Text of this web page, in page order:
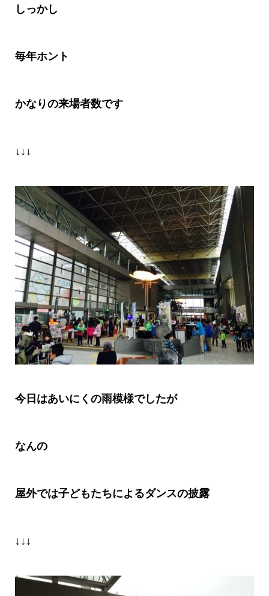
しっかし
毎年ホント
かなりの来場者数です
↓↓↓
今日はあいにくの雨模様でしたが
なんの
屋外では子どもたちによるダンスの披露
↓↓↓